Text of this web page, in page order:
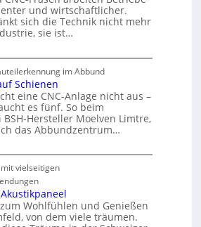
und wirtschaftlicher.
sich die Technik nicht mehr
sie ist…
im Abbund
Schienen
eine CNC-Anlage nicht aus –
es fünf. So beim
Hersteller Moelven Limtre,
das Abbundzentrum…
vielseitigen
Wohlfühlen und Genießen
von dem viele träumen.